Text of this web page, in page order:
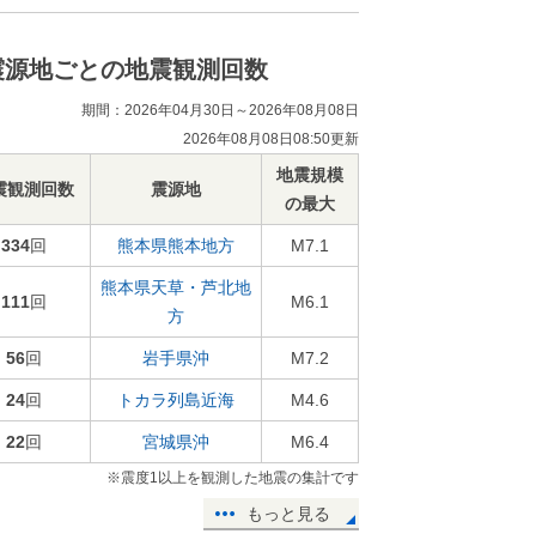
源地ごとの地震観測回数
期間：2026年04月30日～2026年08月08日
2026年08月08日08:50更新
観測回数 震源地
地震規模
の最大
334回 熊本県熊本地方 M7.1
111回
熊本県天草・芦北地
方
M6.1
56回 岩手県沖 M7.2
24回 トカラ列島近海 M4.6
22回 宮城県沖 M6.4
※震度1以上を観測した地震の集計です
もっと見る